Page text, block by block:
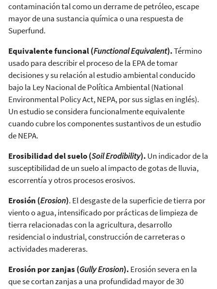
contaminación tal como un derrame de petróleo, escape
mayor de una sustancia química o una respuesta de
Superfund.
Equivalente funcional (Functional Equivalent).Término
usado para describir el proceso de la EPA de tomar
decisiones y su relación al estudio ambiental conducido
bajo la Ley Nacional de Política Ambiental (National
Environmental Policy Act, NEPA, por sus siglas en inglés).
Un estudio se considera funcionalmente equivalente
cuando cubre los componentes sustantivos de un estudio
de NEPA.
Erosibilidad del suelo (Soil Erodibility). Un indicador de la
susceptibilidad de un suelo al impacto de gotas de lluvia,
escorrentía y otros procesos erosivos.
Erosión (Erosion). El desgaste de la superficie de tierra por
viento o agua, intensificado por prácticas de limpieza de
tierra relacionadas con la agricultura, desarrollo
residencial o industrial, construcción de carreteras o
actividades madereras.
Erosión por zanjas (Gully Erosion). Erosión severa en la
que se cortan zanjas a una profundidad mayor de 30